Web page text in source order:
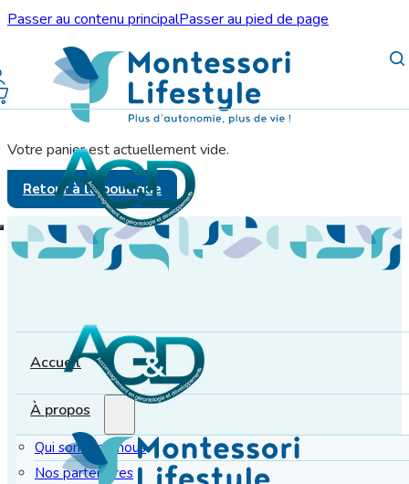
Passer au contenu principalPasser au pied de page
Accueil
À propos
Qui sommes-nous
Nos partenaires
Votre panier est actuellement vide.
Retour à la boutique